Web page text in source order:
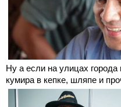
Ну а если на улицах города
кумира в кепке, шляпе и